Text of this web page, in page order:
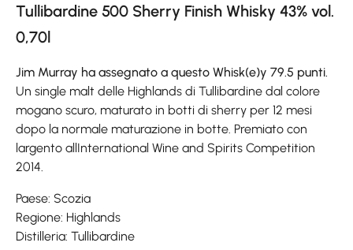
Tullibardine 500 Sherry Finish Whisky 43% vol.
0,70l
Jim Murray ha assegnato a questo Whisk(e)y 79.5 punti.
Un single malt delle Highlands di Tullibardine dal colore
mogano scuro, maturato in botti di sherry per 12 mesi
dopo la normale maturazione in botte. Premiato con
largento allInternational Wine and Spirits Competition
2014.
Paese: Scozia
Regione: Highlands
Distilleria: Tullibardine